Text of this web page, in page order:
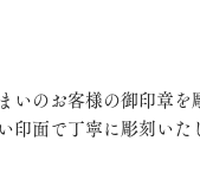
いのお客様の御印章
印面で丁寧に彫刻いた